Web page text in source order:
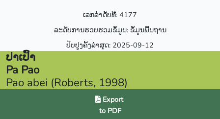
ເລກລຳດັບທີ: 4177
ລະດັບການຮວບຮວມຂໍ້ມູນ: ຂໍ້ມູນພື້ນຖານ
ປັບປູງຄັ້ງລ່າສຸດ: 2025-09-12
ປາເປົ້າ
Pa Pao
Pao abei (Roberts, 1998)
Export
to PDF